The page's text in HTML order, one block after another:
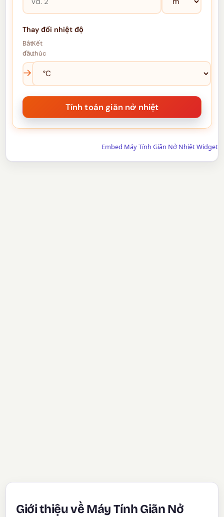
Thay đổi nhiệt độ
Bắt
đầu
→
Kết
thúc
Embed Máy Tính Giãn Nở Nhiệt Widget
Giới thiệu về Máy Tính Giãn Nở